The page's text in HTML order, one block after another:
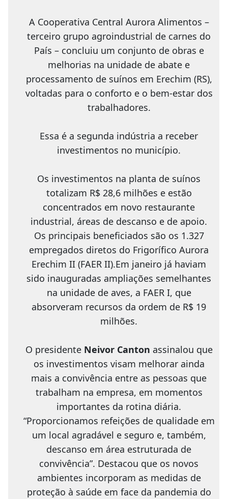
A Cooperativa Central Aurora Alimentos –
terceiro grupo agroindustrial de carnes do
País – concluiu um conjunto de obras e
melhorias na unidade de abate e
processamento de suínos em Erechim (RS),
voltadas para o conforto e o bem-estar dos
trabalhadores.
Essa é a segunda indústria a receber
investimentos no município.
Os investimentos na planta de suínos
totalizam R$ 28,6 milhões e estão
concentrados em novo restaurante
industrial, áreas de descanso e de apoio.
Os principais beneficiados são os 1.327
empregados diretos do Frigorífico Aurora
Erechim II (FAER II).Em janeiro já haviam
sido inauguradas ampliações semelhantes
na unidade de aves, a FAER I, que
absorveram recursos da ordem de R$ 19
milhões.
O presidente Neivor Canton assinalou que
os investimentos visam melhorar ainda
mais a convivência entre as pessoas que
trabalham na empresa, em momentos
importantes da rotina diária.
“Proporcionamos refeições de qualidade em
um local agradável e seguro e, também,
descanso em área estruturada de
convivência”. Destacou que os novos
ambientes incorporam as medidas de
proteção à saúde em face da pandemia do